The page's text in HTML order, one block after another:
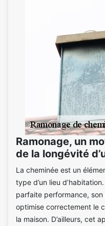
Ramonage, un
de la longévité
La cheminée est un
type d’un lieu
parfaite performance,
optimise correctement le
la maison. D’ailleurs, cet